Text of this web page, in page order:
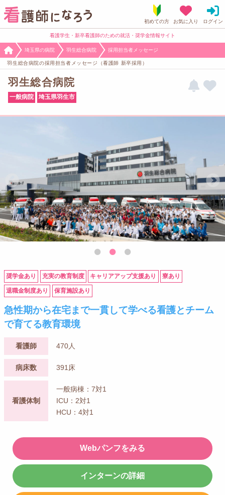
看護学生・新卒看護師のための就活・奨学金情報サイト
埼玉県の病院 羽生総合病院 採用担当者メッセージ
羽生総合病院の採用担当者メッセージ（看護師 新卒採用）
羽生総合病院
一般病院 埼玉県羽生市
奨学金あり 充実の教育制度 キャリアアップ支援あり 寮あり
退職金制度あり 保育施設あり
急性期から在宅まで一貫して学べる看護とチーム
で育てる教育環境
看護師 470人
病床数 391床
看護体制
一般病棟：7対1
ICU：2対1
HCU：4対1
Webパンフをみる
インターンの詳細